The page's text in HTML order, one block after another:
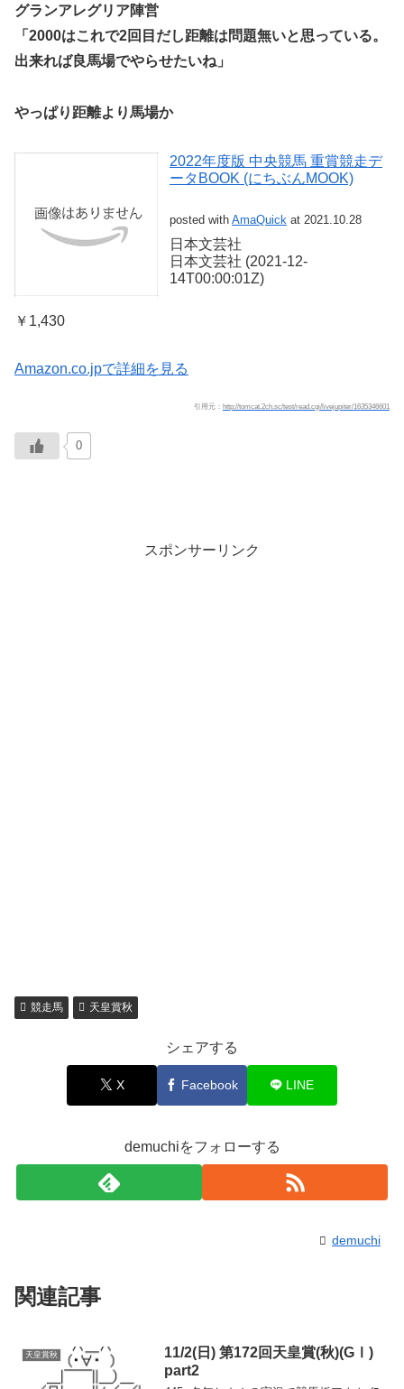
グランアレグリア陣営
「2000はこれで2回目だし距離は問題無いと思っている。
出来れば良馬場でやらせたいね」
やっぱり距離より馬場か
2022年度版 中央競馬 重賞競走デ
ータBOOK (にちぶんMOOK)
posted with AmaQuick at 2021.10.28
日本文芸社
日本文芸社 (2021-12-
14T00:00:01Z)
￥1,430
Amazon.co.jpで詳細を見る
引用元： http://tomcat.2ch.sc/test/read.cgi/livejupiter/1635346601
0
スポンサーリンク
競走馬 天皇賞秋
シェアする
X Facebook LINE
demuchiをフォローする
demuchi
関連記事
天皇賞秋
11/2(日) 第172回天皇賞(秋)(GⅠ)
part2